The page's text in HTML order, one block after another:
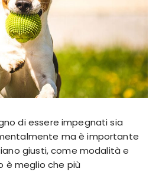
di essere impegnati sia
ma è importante
giusti, come modalità e
è meglio che più